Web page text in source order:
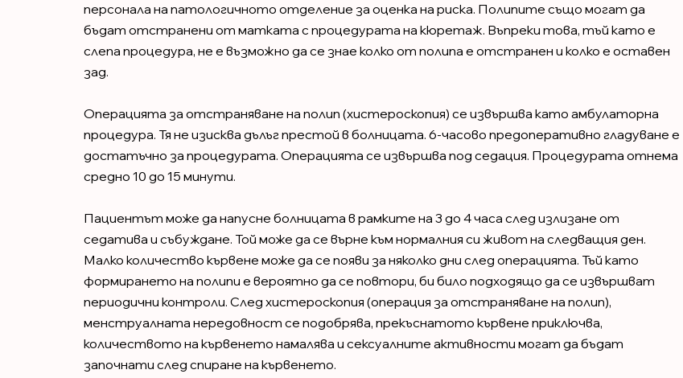
персонала на патологичното отделение за оценка на риска. Полипите също могат да
бъдат отстранени от матката с процедурата на кюретаж. Въпреки това, тъй като е
слепа процедура, не е възможно да се знае колко от полипа е отстранен и колко е оставен
зад.
Операцията за отстраняване на полип (хистероскопия) се извършва като амбулаторна
процедура. Тя не изисква дълъг престой в болницата. 6-часово предоперативно гладуване е
достатъчно за процедурата. Операцията се извършва под седация. Процедурата отнема
средно 10 до 15 минути.
Пациентът може да напусне болницата в рамките на 3 до 4 часа след излизане от
седатива и събуждане. Той може да се върне към нормалния си живот на следващия ден.
Малко количество кървене може да се появи за няколко дни след операцията. Тъй като
формирането на полипи е вероятно да се повтори, би било подходящо да се извършват
периодични контроли. След хистероскопия (операция за отстраняване на полип),
менструалната нередовност се подобрява, прекъснатото кървене приключва,
количеството на кървенето намалява и сексуалните активности могат да бъдат
започнати след спиране на кървенето.